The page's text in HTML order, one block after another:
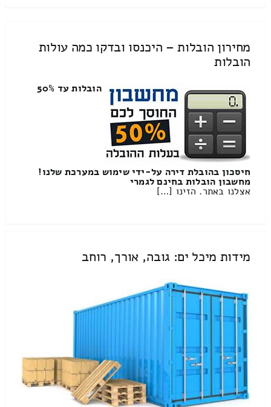
מחירון הובלות – היכנסו ובדקו כמה עולות
הובלות
הובלות עד 50%
חיסכון בהובלת דירה על-ידי שימוש במערכת שלנו!
מחשבון הובלות בחינם לגמרי
אצלנו באתר. הזינו […]
מידות מיכל ים: גובה, אורך, רוחב